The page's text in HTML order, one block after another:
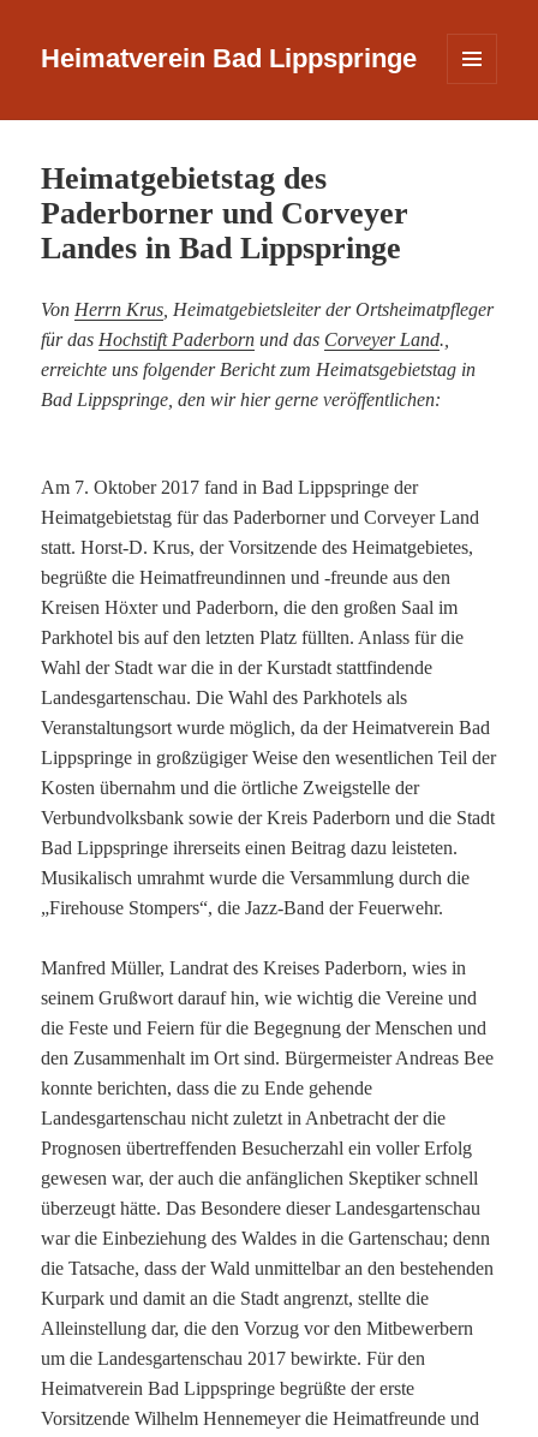
Heimatverein Bad Lippspringe
WIDGETS
Heimatgebietstag des
Paderborner und Corveyer
Landes in Bad Lippspringe
Von Herrn Krus , Heimatgebietsleiter der Ortsheimatpfleger
für das Hochstift Paderborn und das Corveyer Land.,
erreichte uns folgender Bericht zum Heimatsgebietstag in
Bad Lippspringe, den wir hier gerne veröffentlichen:
Am 7. Oktober 2017 fand in Bad Lippspringe der
Heimatgebietstag für das Paderborner und Corveyer Land
statt. Horst-D. Krus, der Vorsitzende des Heimatgebietes,
begrüßte die Heimatfreundinnen und -freunde aus den
Kreisen Höxter und Paderborn, die den großen Saal im
Parkhotel bis auf den letzten Platz füllten. Anlass für die
Wahl der Stadt war die in der Kurstadt stattfindende
Landesgartenschau. Die Wahl des Parkhotels als
Veranstaltungsort wurde möglich, da der Heimatverein Bad
Lippspringe in großzügiger Weise den wesentlichen Teil der
Kosten übernahm und die örtliche Zweigstelle der
Verbundvolksbank sowie der Kreis Paderborn und die Stadt
Bad Lippspringe ihrerseits einen Beitrag dazu leisteten.
Musikalisch umrahmt wurde die Versammlung durch die
„Firehouse Stompers“, die Jazz-Band der Feuerwehr.
Manfred Müller, Landrat des Kreises Paderborn, wies in
seinem Grußwort darauf hin, wie wichtig die Vereine und
die Feste und Feiern für die Begegnung der Menschen und
den Zusammenhalt im Ort sind. Bürgermeister Andreas Bee
konnte berichten, dass die zu Ende gehende
Landesgartenschau nicht zuletzt in Anbetracht der die
Prognosen übertreffenden Besucherzahl ein voller Erfolg
gewesen war, der auch die anfänglichen Skeptiker schnell
überzeugt hätte. Das Besondere dieser Landesgartenschau
war die Einbeziehung des Waldes in die Gartenschau; denn
die Tatsache, dass der Wald unmittelbar an den bestehenden
Kurpark und damit an die Stadt angrenzt, stellte die
Alleinstellung dar, die den Vorzug vor den Mitbewerbern
um die Landesgartenschau 2017 bewirkte. Für den
Heimatverein Bad Lippspringe begrüßte der erste
Vorsitzende Wilhelm Hennemeyer die Heimatfreunde und